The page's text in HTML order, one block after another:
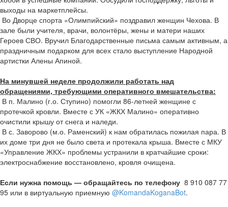
выходы на маркетплейсы.
Во Дворце спорта «Олимпийский» поздравил женщин Чехова. В
зале были учителя, врачи, волонтёры, жены и матери наших
Героев СВО. Вручил Благодарственные письма самым активным, а
праздничным подарком для всех стало выступление Народной
артистки Алены Апиной.
На минувшей неделе продолжили работать над
обращениями, требующими оперативного вмешательства:
В п. Малино (г.о. Ступино) помогли 86-летней женщине с
протечкой кровли. Вместе с УК «ЖКХ Малино» оперативно
очистили крышу от снега и наледи.
В с. Заворово (м.о. Раменский) к нам обратилась пожилая пара. В
их доме три дня не было света и протекала крыша. Вместе с МКУ
«Управление ЖКХ» проблемы устранили в кратчайшие сроки:
электроснабжение восстановлено, кровля очищена.
Если нужна помощь — обращайтесь по телефону 8 910 087 77
95 или в виртуальную приемную @KomandaKoganaBot.